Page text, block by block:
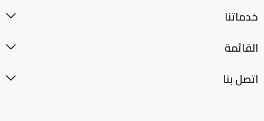
خدماتنا
القائمة
اتصل بنا